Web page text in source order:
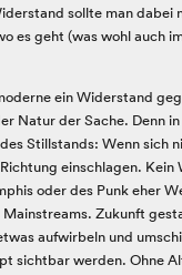
sollte man dabei
es geht (was wohl auch
ein Widerstand
Natur der Sache. Denn
Stillstands: Wenn sich
einschlagen. Kein
oder des Punk eher
Zukunft
aufwirbeln und
sichtbar werden. Ohne